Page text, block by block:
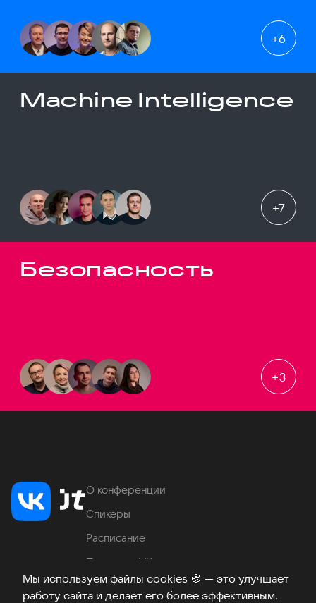
Мы используем файлы cookies 🍪 — это улучшает
работу сайта и делает его более эффективным.
+6
Machine Intelligence
+7
Безопасность
+3
О конференции
Спикеры
Расписание
Продукты VK
Место проведения